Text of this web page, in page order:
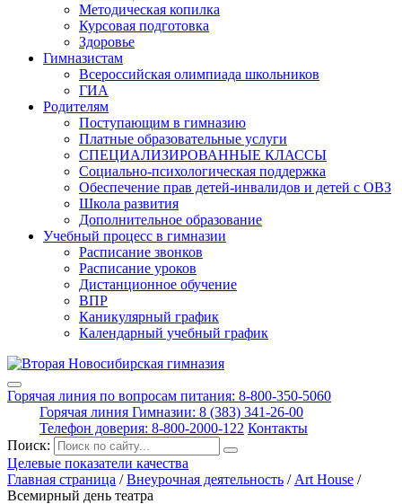
Методическая копилка
Курсовая подготовка
Здоровье
Гимназистам
Всероссийская олимпиада школьников
ГИА
Родителям
Поступающим в гимназию
Платные образовательные услуги
СПЕЦИАЛИЗИРОВАННЫЕ КЛАССЫ
Социально-психологическая поддержка
Обеспечение прав детей-инвалидов и детей с ОВЗ
Школа развития
Дополнительное образование
Учебный процесс в гимназии
Расписание звонков
Расписание уроков
Дистанционное обучение
ВПР
Каникулярный график
Календарный учебный график
Горячая линия по вопросам питания: 8-800-350-5060
Горячая линия Гимназии: 8 (383) 341-26-00
Телефон доверия: 8-800-2000-122 Контакты
Поиск:
Целевые показатели качества
Главная страница /Внеурочная деятельность / Art House /
Всемирный день театра